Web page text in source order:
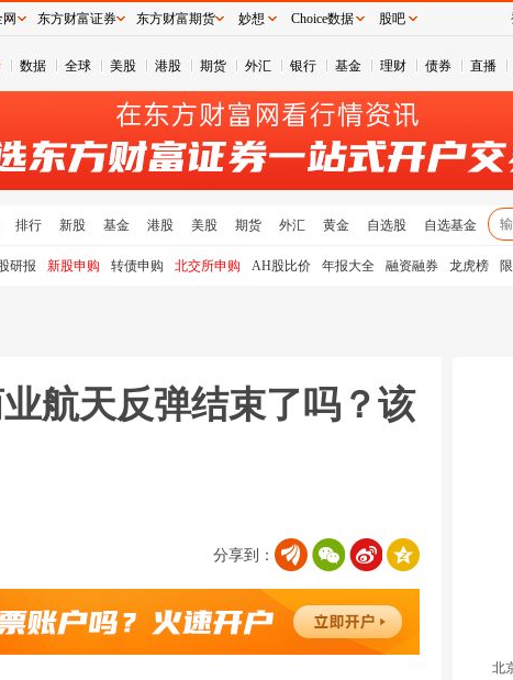
数据 全球 美股 港股 期货 外汇 银行 基金 理财 债券 直播
排行 新股 基金 港股 美股 期货 外汇 黄金 自选股 自选基金
研报 新股申购 转债申购 北交所申购 AH股比价 年报大全 融资融券 龙虎榜
业航天反弹结束了吗？该
分享到：
北
东方财富证券 东方财富期货 妙想 Choice数据 股吧